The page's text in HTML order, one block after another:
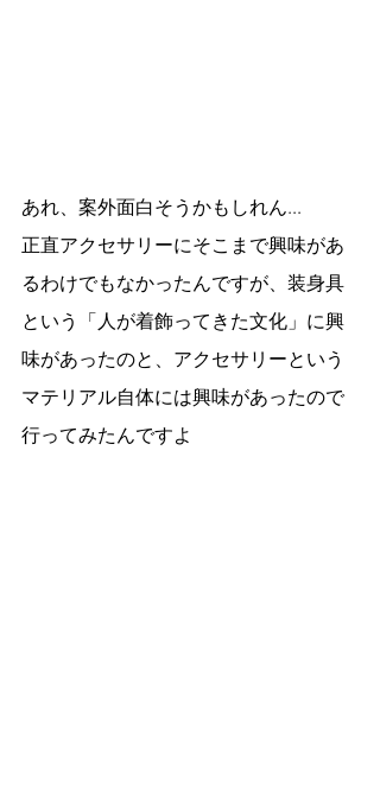
あれ、案外面白そうかもしれん...
正直アクセサリーにそこまで興味があ
るわけでもなかったんですが、装身具
という「人が着飾ってきた文化」に興
味があったのと、アクセサリーという
マテリアル自体には興味があったので
行ってみたんですよ